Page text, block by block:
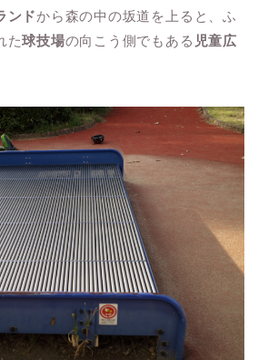
ンドから森の中の坂道を上ると、ふ
た球技場の向こう側でもある 児童広